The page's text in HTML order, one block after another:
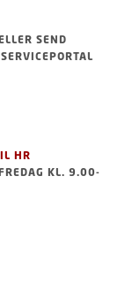
SEND
HR
KL. 9.00-